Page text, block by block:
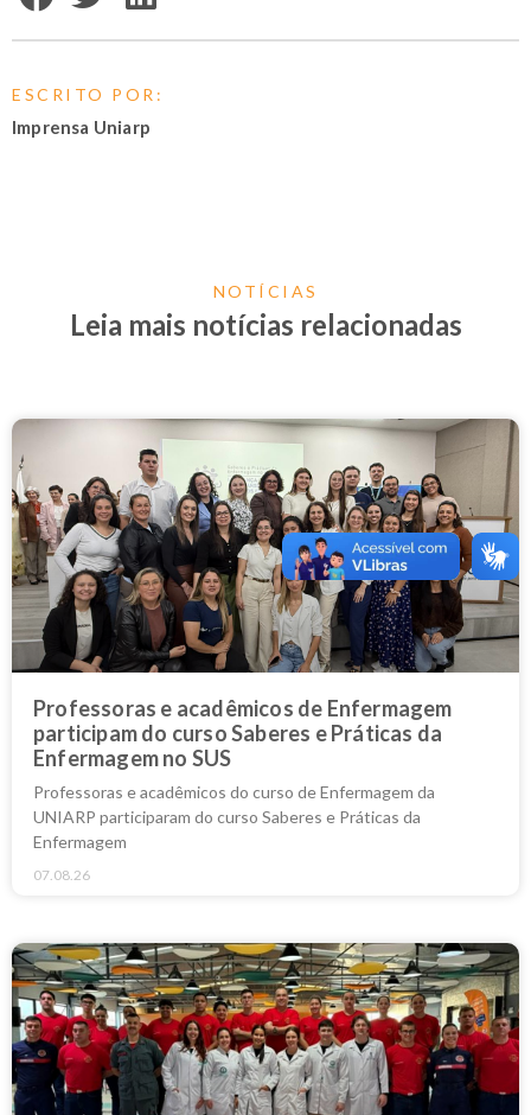
ESCRITO POR:
Imprensa Uniarp
NOTÍCIAS
Leia mais notícias relacionadas
Professoras e acadêmicos de Enfermagem
participam do curso Saberes e Práticas da
Enfermagem no SUS
Professoras e acadêmicos do curso de Enfermagem da
UNIARP participaram do curso Saberes e Práticas da
Enfermagem
07.08.26